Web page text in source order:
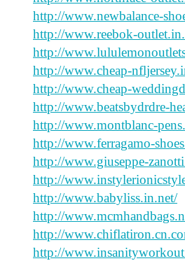
http://www.newbalance-
http://www.reebok-
http://
http://www.cheap-
http://www.cheap-
http://www.beatsbydrdre-
http://www.montblanc-
http://www.ferragamo-
http://www.giuseppe-
http://
http://www.babyliss.in.net/
http://
http://
http://